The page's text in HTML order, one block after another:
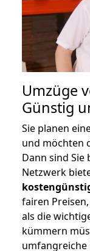
Umzüge
Günstig
Sie planen
und möchten
Dann sind
Netzwerk
fairen
als die
kümmern